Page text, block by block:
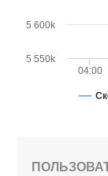
04:00
5 550k
5 600k